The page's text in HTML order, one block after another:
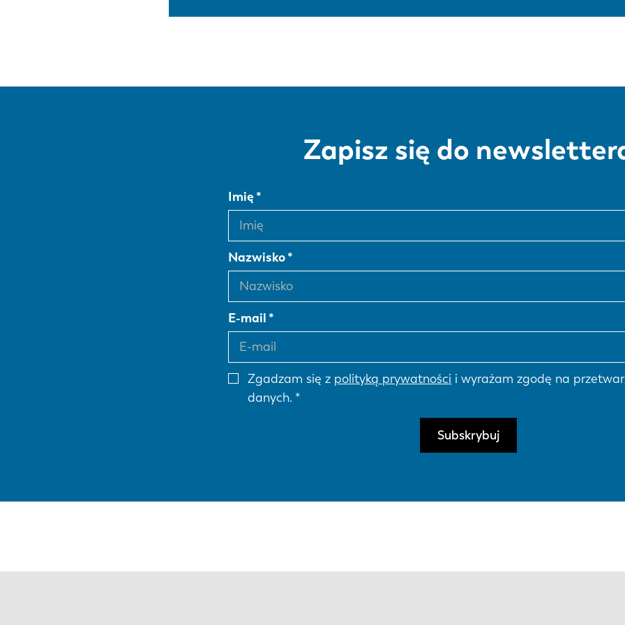
Zapisz się do
Imię
Nazwisko
E-mail
Zgadzam się z polityką prywatności i wyrażam zgodę na
danych.
Subskrybuj